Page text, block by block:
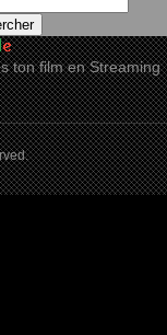
ton film en Streaming